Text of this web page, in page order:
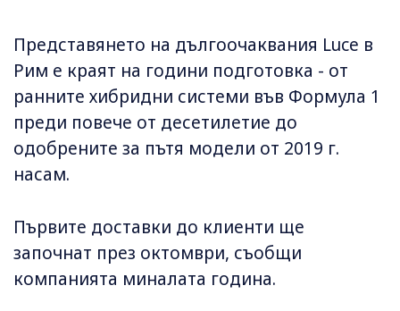
Представянето на дългоочаквания Luce в
Рим е краят на години подготовка - от
ранните хибридни системи във Формула 1
преди повече от десетилетие до
одобрените за пътя модели от 2019 г.
насам.
Първите доставки до клиенти ще
започнат през октомври, съобщи
компанията миналата година.